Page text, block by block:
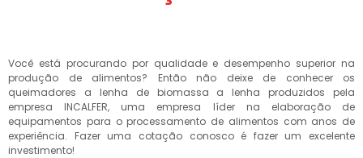
Você está procurando por qualidade e desempenho superior na
produção de alimentos? Então não deixe de conhecer os
queimadores a lenha de biomassa a lenha produzidos pela
empresa INCALFER, uma empresa líder na elaboração de
equipamentos para o processamento de alimentos com anos de
experiência. Fazer uma cotação conosco é fazer um excelente
investimento!